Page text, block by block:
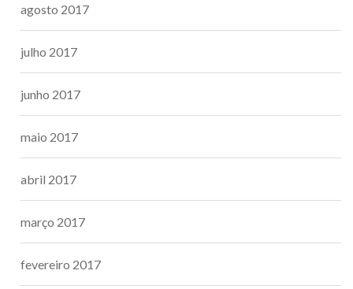
agosto 2017
julho 2017
junho 2017
maio 2017
abril 2017
março 2017
fevereiro 2017